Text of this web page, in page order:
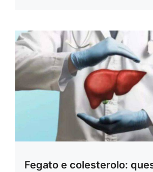
Fegato e colesterolo: